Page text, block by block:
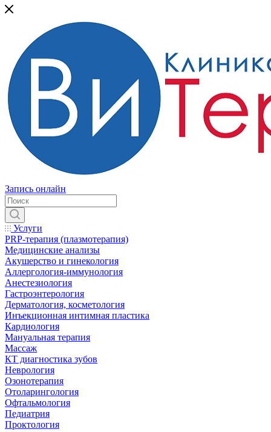
Запись онлайн
Услуги
PRP-терапия (плазмотерапия)
Медицинские анализы
Акушерство и гинекология
Аллергология-иммунология
Анестезиология
Гастроэнтерология
Дерматология, косметология
Инъекционная интимная пластика
Кардиология
Мануальная терапия
Массаж
КТ диагностика зубов
Неврология
Озонотерапия
Отоларингология
Офтальмология
Педиатрия
Проктология